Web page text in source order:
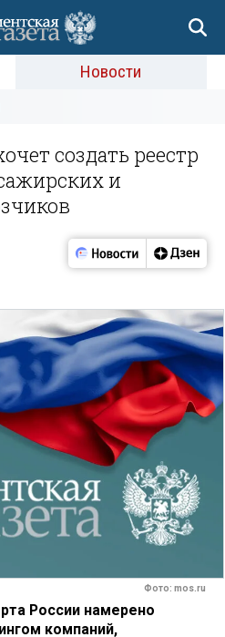
Новости
создать реестр
и
Фото: mos.ru
России намерено
компаний,